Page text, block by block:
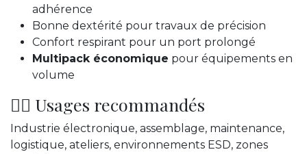
adhérence
Bonne dextérité pour travaux de précision
Confort respirant pour un port prolongé
Multipack économique pour équipements en
volume
👷‍♂️ Usages recommandés
Industrie électronique, assemblage, maintenance,
logistique, ateliers, environnements ESD, zones